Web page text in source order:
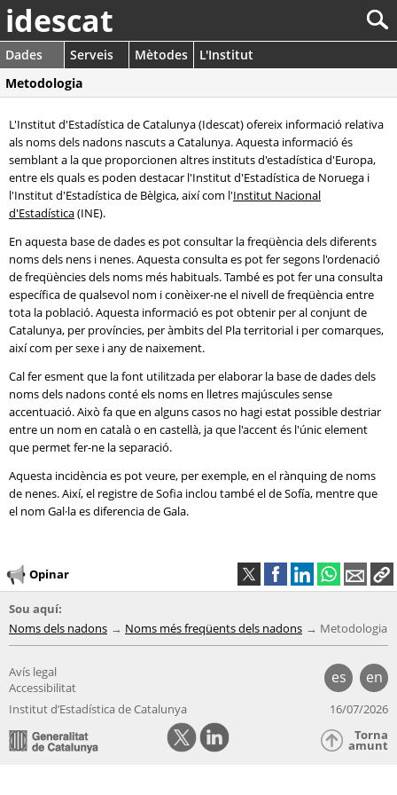
idescat
Dades Serveis Mètodes
L'Institut
Metodologia
L'Institut d'Estadística de Catalunya (Idescat) ofereix informació relativa
als noms dels nadons nascuts a Catalunya. Aquesta informació és
semblant a la que proporcionen altres instituts d'estadística d'Europa,
entre els quals es poden destacar l'Institut d'Estadística de Noruega i
l'Institut d'Estadística de Bèlgica, així com l'Institut Nacional
d'Estadística(INE).
En aquesta base de dades es pot consultar la freqüència dels diferents
noms dels nens i nenes. Aquesta consulta es pot fer segons l'ordenació
de freqüències dels noms més habituals. També es pot fer una consulta
específica de qualsevol nom i conèixer-ne el nivell de freqüència entre
tota la població. Aquesta informació es pot obtenir per al conjunt de
Catalunya, per províncies, per àmbits del Pla territorial i per comarques,
així com per sexe i any de naixement.
Cal fer esment que la font utilitzada per elaborar la base de dades dels
noms dels nadons conté els noms en lletres majúscules sense
accentuació. Això fa que en alguns casos no hagi estat possible destriar
entre un nom en català o en castellà, ja que l'accent és l'únic element
que permet fer-ne la separació.
Aquesta incidència es pot veure, per exemple, en el rànquing de noms
de nenes. Així, el registre de Sofia inclou també el de Sofía, mentre que
el nom Gal·la es diferencia de Gala.
Opinar
Sou aquí:
Noms dels nadons
Noms més freqüents dels nadons Metodologia
es en
Avís legal
Accessibilitat
Institut d’Estadística de Catalunya
16/07/2026
Torna
amunt